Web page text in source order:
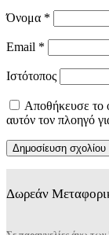
Όνομα *
Email *
Ιστότοπος
Αποθήκευσε το
αυτόν τον πλοηγό
Δωρεάν